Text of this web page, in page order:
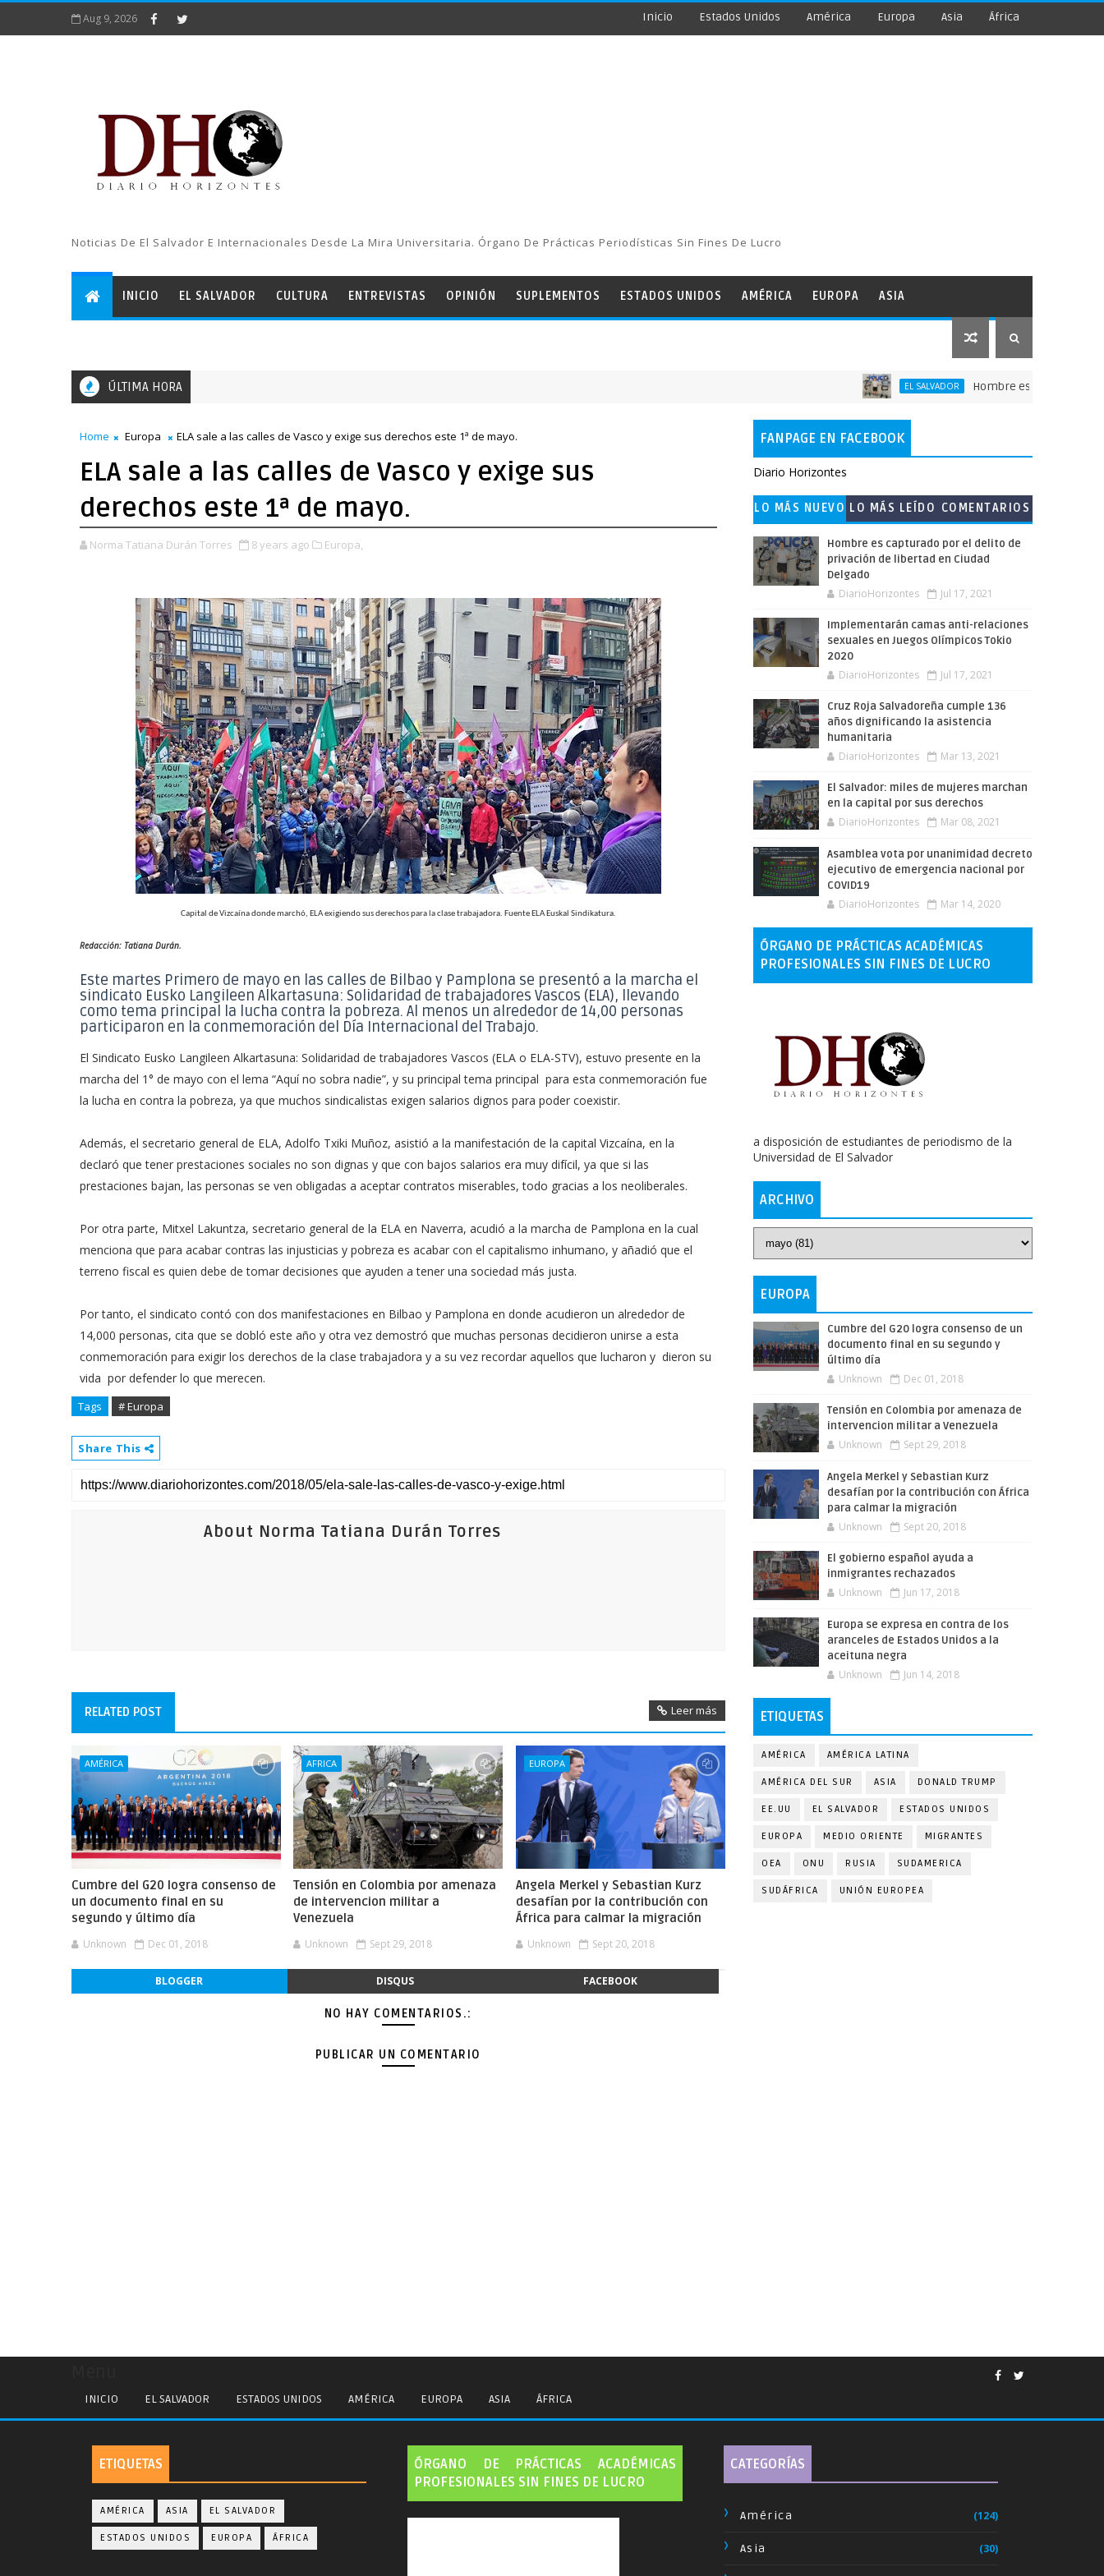
Aug 9, 2026 Inicio Estados Unidos América Europa Asia África
Noticias De El Salvador E Internacionales Desde La Mira Universitaria. Órgano De Prácticas Periodísticas Sin Fines De Lucro
INICIO EL SALVADOR CULTURA ENTREVISTAS OPINIÓN SUPLEMENTOS ESTADOS UNIDOS AMÉRICA EUROPA ASIA
ÚLTIMA HORA EL SALVADOR Hombre es capturado por el
Home Europa ELA sale a las calles de Vasco y exige sus derechos este 1ª de mayo.
ELA sale a las calles de Vasco y exige sus
derechos este 1ª de mayo.
Norma Tatiana Durán Torres 8 years ago Europa,
Capital de Vizcaína donde marchó, ELA exigiendo sus derechos para la clase trabajadora. Fuente ELA Euskal Sindikatura.
Redacción: Tatiana Durán.
Este martes Primero de mayo en las calles de Bilbao y Pamplona se presentó a la marcha el
sindicato Eusko Langileen Alkartasuna: Solidaridad de trabajadores Vascos (ELA), llevando
como tema principal la lucha contra la pobreza. Al menos un alrededor de 14,00 personas
participaron en la conmemoración del Día Internacional del Trabajo.
El Sindicato Eusko Langileen Alkartasuna: Solidaridad de trabajadores Vascos (ELA o ELA-STV), estuvo presente en la
marcha del 1° de mayo con el lema “Aquí no sobra nadie”, y su principal tema principal para esta conmemoración fue
la lucha en contra la pobreza, ya que muchos sindicalistas exigen salarios dignos para poder coexistir.
Además, el secretario general de ELA, Adolfo Txiki Muñoz, asistió a la manifestación de la capital Vizcaína, en la
declaró que tener prestaciones sociales no son dignas y que con bajos salarios era muy difícil, ya que si las
prestaciones bajan, las personas se ven obligadas a aceptar contratos miserables, todo gracias a los neoliberales.
Por otra parte, Mitxel Lakuntza, secretario general de la ELA en Naverra, acudió a la marcha de Pamplona en la cual
menciona que para acabar contras las injusticias y pobreza es acabar con el capitalismo inhumano, y añadió que el
terreno fiscal es quien debe de tomar decisiones que ayuden a tener una sociedad más justa.
Por tanto, el sindicato contó con dos manifestaciones en Bilbao y Pamplona en donde acudieron un alrededor de
14,000 personas, cita que se dobló este año y otra vez demostró que muchas personas decidieron unirse a esta
conmemoración para exigir los derechos de la clase trabajadora y a su vez recordar aquellos que lucharon y dieron su
vida por defender lo que merecen.
Tags # Europa
Share This
About Norma Tatiana Durán Torres
RELATED POST Leer más
AMÉRICA
Cumbre del G20 logra consenso de
un documento final en su
segundo y último día
Unknown Dec 01, 2018
AFRICA
Tensión en Colombia por amenaza
de intervencion militar a
Venezuela
Unknown Sept 29, 2018
EUROPA
Angela Merkel y Sebastian Kurz
desafían por la contribución con
África para calmar la migración
Unknown Sept 20, 2018
BLOGGER DISQUS FACEBOOK
NO HAY COMENTARIOS.:
PUBLICAR UN COMENTARIO
FANPAGE EN FACEBOOK
Diario Horizontes
LO MÁS NUEVO LO MÁS LEÍDO COMENTARIOS
Hombre es capturado por el delito de
privación de libertad en Ciudad
Delgado
DiarioHorizontes Jul 17, 2021
Implementarán camas anti-relaciones
sexuales en Juegos Olímpicos Tokio
2020
DiarioHorizontes Jul 17, 2021
Cruz Roja Salvadoreña cumple 136
años dignificando la asistencia
humanitaria
DiarioHorizontes Mar 13, 2021
El Salvador: miles de mujeres marchan
en la capital por sus derechos
DiarioHorizontes Mar 08, 2021
Asamblea vota por unanimidad decreto
ejecutivo de emergencia nacional por
COVID19
DiarioHorizontes Mar 14, 2020
ÓRGANO DE PRÁCTICAS ACADÉMICAS
PROFESIONALES SIN FINES DE LUCRO
a disposición de estudiantes de periodismo de la
Universidad de El Salvador
ARCHIVO
EUROPA
Cumbre del G20 logra consenso de un
documento final en su segundo y
último día
Unknown Dec 01, 2018
Tensión en Colombia por amenaza de
intervencion militar a Venezuela
Unknown Sept 29, 2018
Angela Merkel y Sebastian Kurz
desafían por la contribución con África
para calmar la migración
Unknown Sept 20, 2018
El gobierno español ayuda a
inmigrantes rechazados
Unknown Jun 17, 2018
Europa se expresa en contra de los
aranceles de Estados Unidos a la
aceituna negra
Unknown Jun 14, 2018
ETIQUETAS
AMÉRICA AMÉRICA LATINA
AMÉRICA DEL SUR ASIA DONALD TRUMP
EE.UU EL SALVADOR ESTADOS UNIDOS
EUROPA MEDIO ORIENTE MIGRANTES
OEA ONU RUSIA SUDAMERICA
SUDÁFRICA UNIÓN EUROPEA
INICIO EL SALVADOR ESTADOS UNIDOS AMÉRICA EUROPA ASIA ÁFRICA
ETIQUETAS
AMÉRICA ASIA EL SALVADOR
ESTADOS UNIDOS EUROPA ÁFRICA
ÓRGANO DE PRÁCTICAS ACADÉMICAS
PROFESIONALES SIN FINES DE LUCRO
CATEGORÍAS
América (124)
Asia (30)